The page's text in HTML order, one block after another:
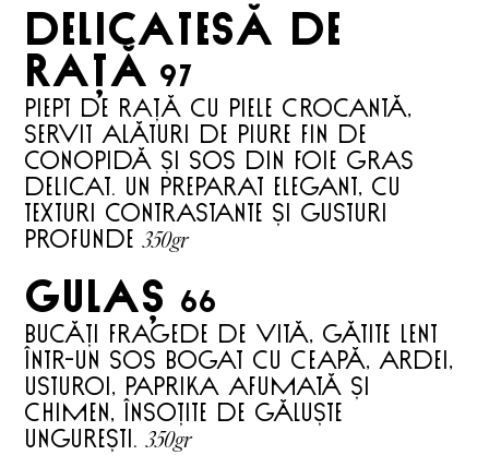
DELICATESĂ DE
RAȚĂ 97
Piept de rață cu piele crocantă,
servit alături de piure fin de
conopidă și sos din foie gras
delicat. Un preparat elegant, cu
texturi contrastante și gusturi
profunde 350gr
GULAȘ 66
Bucăți fragede de vită, gătite lent
într-un sos bogat cu ceapă, ardei,
usturoi, paprika afumată și
chimen, însoțite de găluște
ungurești. 350gr